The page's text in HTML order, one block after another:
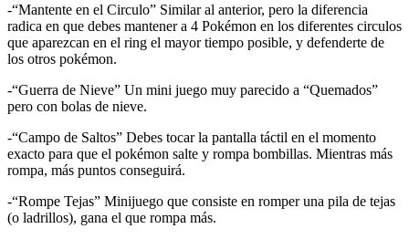
-“Mantente en el Circulo” Similar al anterior, pero la diferencia
radica en que debes mantener a 4 Pokémon en los diferentes circulos
que aparezcan en el ring el mayor tiempo posible, y defenderte de
los otros pokémon.
-“Guerra de Nieve” Un mini juego muy parecido a “Quemados”
pero con bolas de nieve.
-“Campo de Saltos” Debes tocar la pantalla táctil en el momento
exacto para que el pokémon salte y rompa bombillas. Mientras más
rompa, más puntos conseguirá.
-“Rompe Tejas” Minijuego que consiste en romper una pila de tejas
(o ladrillos), gana el que rompa más.